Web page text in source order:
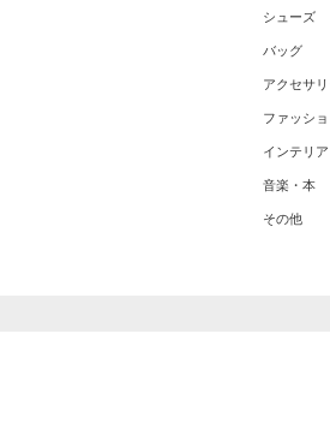
シューズ
バッグ
アクセサ
ファッシ
インテリア
音楽・本
その他